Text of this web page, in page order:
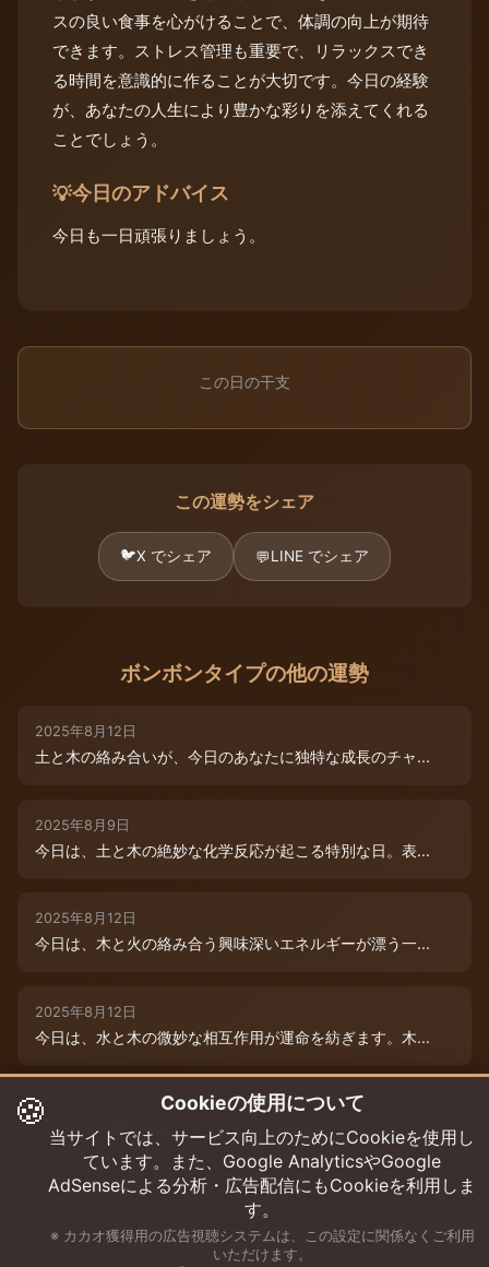
スの良い食事を心がけることで、体調の向上が期待
できます。ストレス管理も重要で、リラックスでき
る時間を意識的に作ることが大切です。今日の経験
が、あなたの人生により豊かな彩りを添えてくれる
ことでしょう。
💡今日のアドバイス
今日も一日頑張りましょう。
この日の干支
この運勢をシェア
🐦X でシェア 💬LINE でシェア
ボンボンタイプの他の運勢
2025年8月12日
土と木の絡み合いが、今日のあなたに独特な成長のチャ...
2025年8月9日
今日は、土と木の絶妙な化学反応が起こる特別な日。表...
2025年8月12日
今日は、木と火の絡み合う興味深いエネルギーが漂う一...
2025年8月12日
今日は、水と木の微妙な相互作用が運命を紡ぎます。木...
2025年8月12日
今日は、情熱的な炎のエネルギーと柔軟な木のしなやか...
🍪 Cookieの使用について
当サイトでは、サービス向上のためにCookieを使用し
ています。また、Google AnalyticsやGoogle
AdSenseによる分析・広告配信にもCookieを利用しま
す。
※ カカオ獲得用の広告視聴システムは、この設定に関係なくご利用
いただけます。